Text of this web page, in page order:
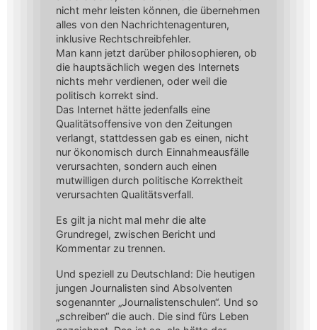
nicht mehr leisten können, die übernehmen
alles von den Nachrichtenagenturen,
inklusive Rechtschreibfehler.
Man kann jetzt darüber philosophieren, ob
die hauptsächlich wegen des Internets
nichts mehr verdienen, oder weil die
politisch korrekt sind.
Das Internet hätte jedenfalls eine
Qualitätsoffensive von den Zeitungen
verlangt, stattdessen gab es einen, nicht
nur ökonomisch durch Einnahmeausfälle
verursachten, sondern auch einen
mutwilligen durch politische Korrektheit
verursachten Qualitätsverfall.
Es gilt ja nicht mal mehr die alte
Grundregel, zwischen Bericht und
Kommentar zu trennen.
Und speziell zu Deutschland: Die heutigen
jungen Journalisten sind Absolventen
sogenannter „Journalistenschulen“. Und so
„schreiben“ die auch. Die sind fürs Leben